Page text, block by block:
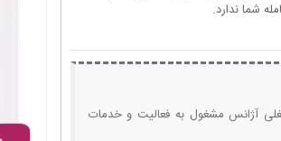
شما ندارد.
آژانس مشغول به فعالیت و خدمات